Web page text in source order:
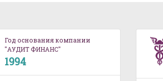
Год основания компании
"АУДИТ ФИНАНС"
1994